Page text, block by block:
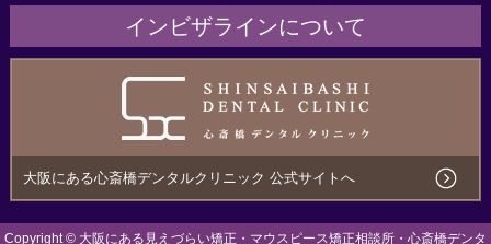
医院紹介
治療の流れ・サポート
インビザラインについて
こんな方にオススメ
大阪にある心斎橋デンタルクリニック 公式サイトへ
Copyright © 大阪にある見えづらい矯正・マウスピース矯正相談所・心斎橋デンタ